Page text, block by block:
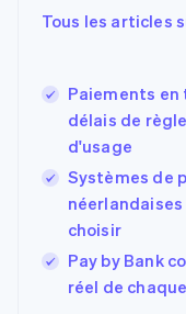
Tous les articles
Paiements
délais de
d'usage
Systèmes de
choisir
Pay by Bank
réel de
Espagne
États-Unis
English Español简
Finlande
France
Français English
Gibraltar
English
Grèce
English